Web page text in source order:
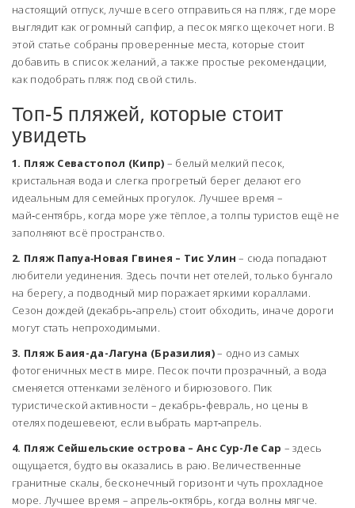
настоящий отпуск, лучше всего отправиться на пляж, где море
выглядит как огромный сапфир, а песок мягко щекочет ноги. В
этой статье собраны проверенные места, которые стоит
добавить в список желаний, а также простые рекомендации,
как подобрать пляж под свой стиль.
Топ‑5 пляжей, которые стоит
увидеть
1. Пляж Севастопол (Кипр) – белый мелкий песок,
кристальная вода и слегка прогретый берег делают его
идеальным для семейных прогулок. Лучшее время –
май‑сентябрь, когда море уже тёплое, а толпы туристов ещё не
заполняют всё пространство.
2. Пляж Папуа‑Новая Гвинея – Тис Улин – сюда попадают
любители уединения. Здесь почти нет отелей, только бунгало
на берегу, а подводный мир поражает яркими кораллами.
Сезон дождей (декабрь‑апрель) стоит обходить, иначе дороги
могут стать непроходимыми.
3. Пляж Баия-да-Лагуна (Бразилия)– одно из самых
фотогеничных мест в мире. Песок почти прозрачный, а вода
сменяется оттенками зелёного и бирюзового. Пик
туристической активности – декабрь‑февраль, но цены в
отелях подешевеют, если выбрать март‑апрель.
4. Пляж Сейшельские острова – Анс Сур-Ле Сар – здесь
ощущается, будто вы оказались в раю. Величественные
гранитные скалы, бесконечный горизонт и чуть прохладное
море. Лучшее время – апрель‑октябрь, когда волны мягче.